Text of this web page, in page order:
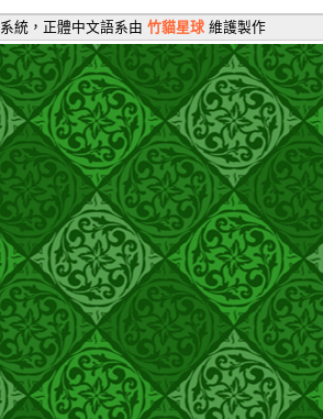
系統，正體中文語系由竹貓星球 維護製作